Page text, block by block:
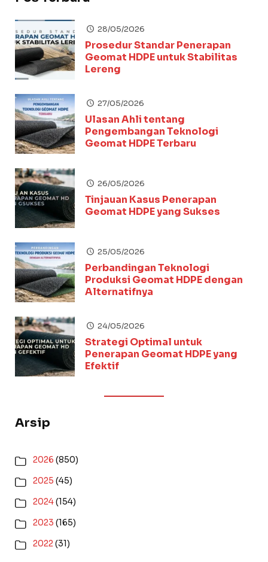
28/05/2026
Prosedur Standar Penerapan
Geomat HDPE untuk Stabilitas
Lereng
27/05/2026
Ulasan Ahli tentang
Pengembangan Teknologi
Geomat HDPE Terbaru
26/05/2026
Tinjauan Kasus Penerapan
Geomat HDPE yang Sukses
25/05/2026
Perbandingan Teknologi
Produksi Geomat HDPE dengan
Alternatifnya
24/05/2026
Strategi Optimal untuk
Penerapan Geomat HDPE yang
Efektif
Arsip
2026 (850)
2025 (45)
2024(154)
2023 (165)
2022(31)